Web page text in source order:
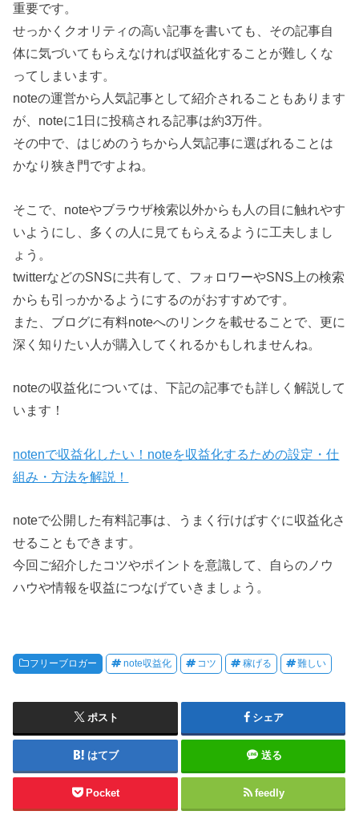
重要です。
せっかくクオリティの高い記事を書いても、その記事自
体に気づいてもらえなければ収益化することが難しくな
ってしまいます。
noteの運営から人気記事として紹介されることもあります
が、noteに1日に投稿される記事は約3万件。
その中で、はじめのうちから人気記事に選ばれることは
かなり狭き門ですよね。
そこで、noteやブラウザ検索以外からも人の目に触れやす
いようにし、多くの人に見てもらえるように工夫しまし
ょう。
twitterなどのSNSに共有して、フォロワーやSNS上の検索
からも引っかかるようにするのがおすすめです。
また、ブログに有料noteへのリンクを載せることで、更に
深く知りたい人が購入してくれるかもしれませんね。
noteの収益化については、下記の記事でも詳しく解説して
います！
notenで収益化したい！noteを収益化するための設定・仕
組み・方法を解説！
noteで公開した有料記事は、うまく行けばすぐに収益化さ
せることもできます。
今回ご紹介したコツやポイントを意識して、自らのノウ
ハウや情報を収益につなげていきましょう。
フリーブロガー note収益化 コツ 稼げる 難しい
ポスト シェア
はてブ 送る
Pocket feedly